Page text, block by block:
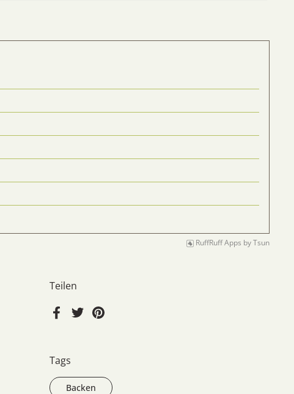
RuffRuff Apps byTsun
Teilen
Facebook
TwitterPinterest
Tags
Backen